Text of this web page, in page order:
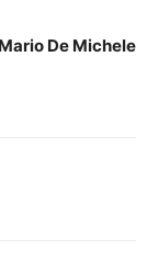
Mario De Michele